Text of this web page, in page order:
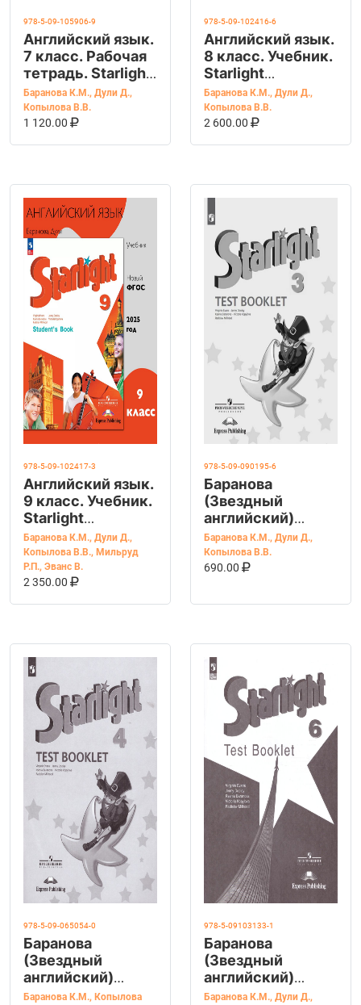
978-5-09-105906-9
Английский язык.
7 класс. Рабочая
тетрадь. Starlight
(Звездный
английский).
Баранова К.М.
Баранова К.М., Дули Д.,
Копылова В.В.
1 120.00
В КОРЗИНУ
978-5-09-102416-6
Английский язык.
8 класс. Учебник.
Starlight
(Звездный
английский).
Баранова К.М.
Баранова К.М., Дули Д.,
Копылова В.В.
2 600.00
В КОРЗИНУ
978-5-09-102417-3
Английский язык.
9 класс. Учебник.
Starlight
(Звездный
английский).
Баранова К.М.
Баранова К.М., Дули Д.,
Копылова В.В., Мильруд
Р.П., Эванс В.
2 350.00
В КОРЗИНУ
978-5-09-090195-6
Баранова
(Звездный
английский)
Англ.язык 3 кл.
Контрольные
задания (Просв.)
Баранова К.М., Дули Д.,
Копылова В.В.
690.00
В КОРЗИНУ
978-5-09-065054-0
Баранова
(Звездный
английский)
Англ.язык 4 кл.
Баранова К.М., Копылова
978-5-09103133-1
Баранова
(Звездный
английский)
Англ.язык 6 кл.
Баранова К.М., Дули Д.,